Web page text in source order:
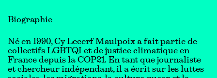
Biographie
Né en 1990, Cy Lecerf Maulpoix a fait partie de
collectifs LGBTQI et de justice climatique en
France depuis la COP21. En tant que journaliste
et chercheur indépendant, il a écrit sur les luttes